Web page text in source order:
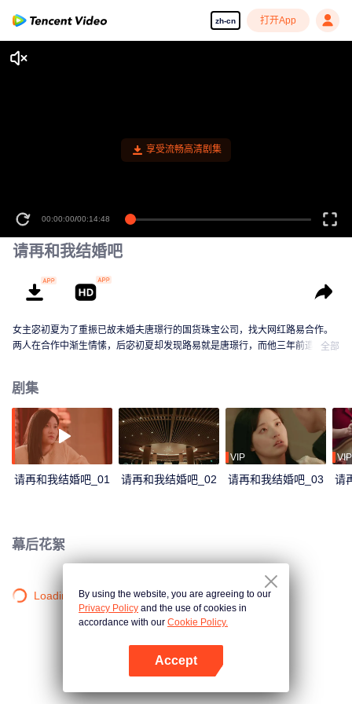
zh-cn 打开App
享受流畅高清剧集
00:00:00/00:14:48
请再和我结婚吧
女主宓初夏为了重振已故未婚夫唐璟行的国货珠宝公司，找大网红路易合作。
两人在合作中渐生情愫，后宓初夏却发现路易就是唐璟行，而他三年前遭遇车
全部
剧集
请再和我结婚吧_01 请再和我结婚吧_02
VIP
请再和我结婚吧_03
VIP
请
幕后花絮
Loading…By using the website, you are agreeing to our
Privacy Policy and the use of cookies in
accordance with our Cookie Policy.
Accept